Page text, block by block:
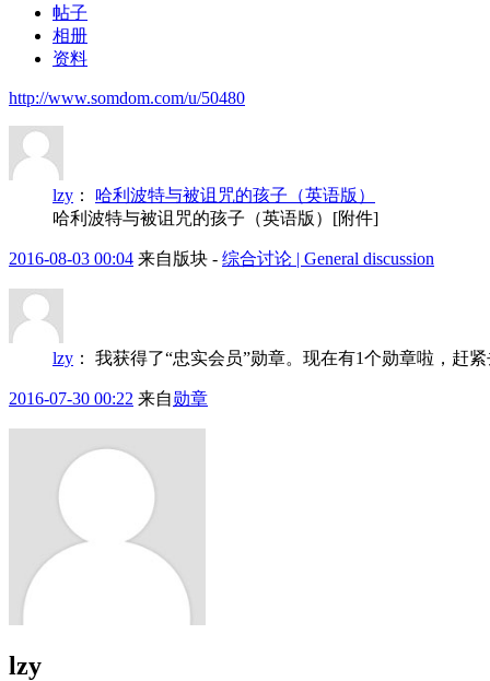
帖子
相册
资料
http://www.somdom.com/u/50480
lzy ： 哈利波特与被诅咒的孩子（英语版）
哈利波特与被诅咒的孩子（英语版）[附件]
2016-08-03 00:04 来自版块 - 综合讨论 | General discussion
lzy ： 我获得了“忠实会员”勋章。现在有1个勋章啦，赶
2016-07-30 00:22 来自勋章
lzy